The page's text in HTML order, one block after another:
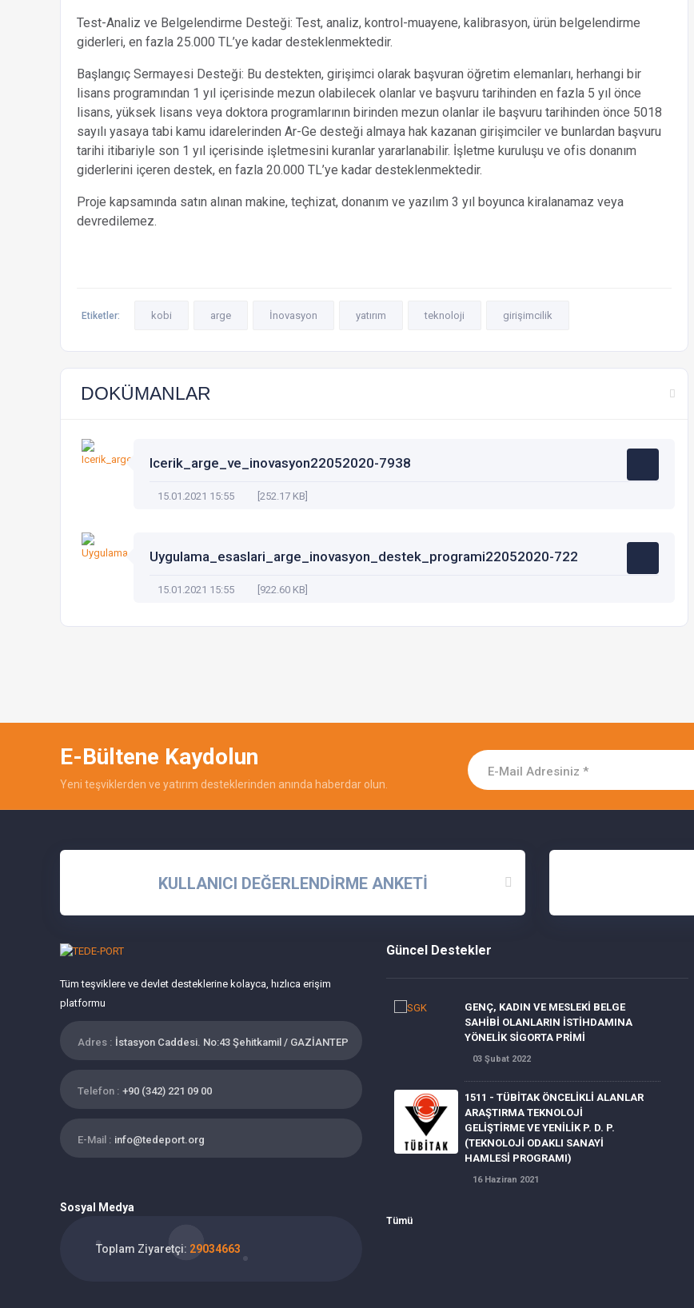
Test-Analiz ve Belgelendirme Desteği: Test, analiz, kontrol-muayene, kalibrasyon, ürün belgelendirme
giderleri, en fazla 25.000 TL’ye kadar desteklenmektedir.
Başlangıç Sermayesi Desteği: Bu destekten, girişimci olarak başvuran öğretim elemanları, herhangi bir
lisans programından 1 yıl içerisinde mezun olabilecek olanlar ve başvuru tarihinden en fazla 5 yıl önce
lisans, yüksek lisans veya doktora programlarının birinden mezun olanlar ile başvuru tarihinden önce 5018
sayılı yasaya tabi kamu idarelerinden Ar-Ge desteği almaya hak kazanan girişimciler ve bunlardan başvuru
tarihi itibariyle son 1 yıl içerisinde işletmesini kuranlar yararlanabilir. İşletme kuruluşu ve ofis donanım
giderlerini içeren destek, en fazla 20.000 TL’ye kadar desteklenmektedir.
Proje kapsamında satın alınan makine, teçhizat, donanım ve yazılım 3 yıl boyunca kiralanamaz veya
devredilemez.
Etiketler: kobi arge İnovasyon yatırım teknoloji girişimcilik
DOKÜMANLAR
Icerik_arge_ve_inovasyon22052020-7938
15.01.2021 15:55 [252.17 KB]
Uygulama_esaslari_arge_inovasyon_destek_programi22052020-722
15.01.2021 15:55 [922.60 KB]
E-Bültene Kaydolun
Yeni teşviklerden ve yatırım desteklerinden anında haberdar olun.
KULLANICI DEĞERLENDİRME ANKETİ
Tüm teşviklere ve devlet desteklerine kolayca, hızlıca erişim
platformu
Adres : İstasyon Caddesi. No:43 Şehitkamil / GAZİANTEP
Telefon : +90 (342) 221 09 00
E-Mail : info@tedeport.org
Sosyal Medya
Toplam Ziyaretçi: 29034663
Güncel Destekler
GENÇ, KADIN VE MESLEKİ BELGE
SAHİBİ OLANLARIN İSTİHDAMINA
YÖNELİK SİGORTA PRİMİ
03 Şubat 2022
1511 - TÜBİTAK ÖNCELİKLİ ALANLAR
ARAŞTIRMA TEKNOLOJİ
GELİŞTİRME VE YENİLİK P. D. P.
(TEKNOLOJİ ODAKLI SANAYİ
HAMLESİ PROGRAMI)
16 Haziran 2021
Tümü